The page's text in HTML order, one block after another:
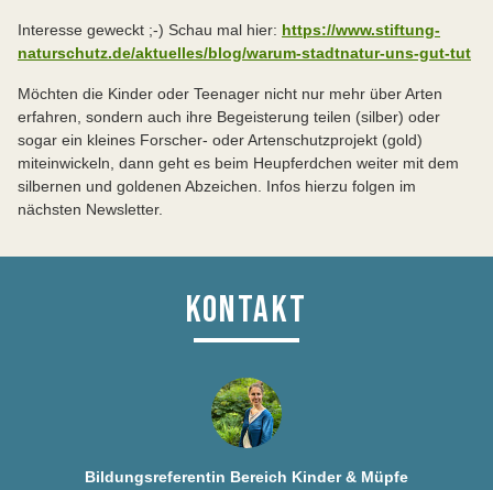
Interesse geweckt ;-) Schau mal hier: https://www.stiftung-
naturschutz.de/aktuelles/blog/warum-stadtnatur-uns-gut-tut
Möchten die Kinder oder Teenager nicht nur mehr über Arten
erfahren, sondern auch ihre Begeisterung teilen (silber) oder
sogar ein kleines Forscher- oder Artenschutzprojekt (gold)
miteinwickeln, dann geht es beim Heupferdchen weiter mit dem
silbernen und goldenen Abzeichen. Infos hierzu folgen im
nächsten Newsletter.
KONTAKT
Bildungsreferentin Bereich Kinder & Müpfe